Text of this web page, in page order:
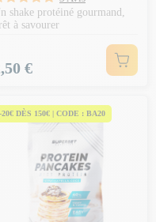
shake protéiné gourmand,
à savourer
€
-20€ DÈS 150€ | CODE : BA20